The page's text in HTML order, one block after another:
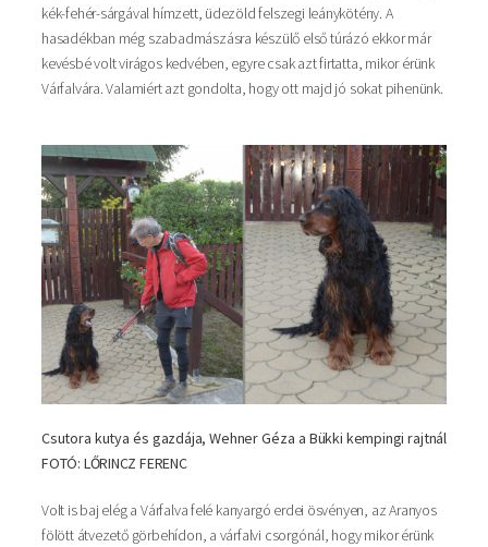
kék-fehér-sárgával hímzett, üdezöld felszegi leánykötény. A
hasadékban még szabadmászásra készülő első túrázó ekkor már
kevésbé volt virágos kedvében, egyre csak azt firtatta, mikor érünk
Várfalvára. Valamiért azt gondolta, hogy ott majd jó sokat pihenünk.
Csutora kutya és gazdája, Wehner Géza a Bükki kempingi rajtnál
FOTÓ: LŐRINCZ FERENC
Volt is baj elég a Várfalva felé kanyargó erdei ösvényen, az Aranyos
fölött átvezető görbehídon, a várfalvi csorgónál, hogy mikor érünk